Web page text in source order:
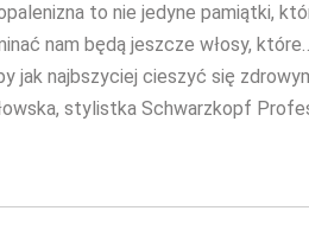
to nie jedyne pamiątki,
nam będą jeszcze włosy,
jak najbszyciej cieszyć się
stylistka Schwarzkopf